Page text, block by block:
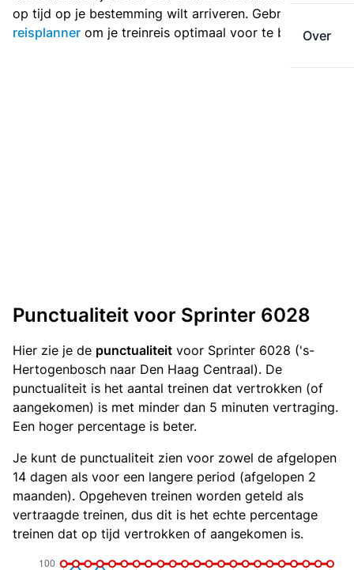
Over
op tijd op je bestemming wilt arriveren. Gebruik de
reisplanner om je treinreis optimaal voor te bereiden.
Punctualiteit voor Sprinter 6028
Hier zie je de punctualiteit voor Sprinter 6028 ('s-
Hertogenbosch naar Den Haag Centraal). De
punctualiteit is het aantal treinen dat vertrokken (of
aangekomen) is met minder dan 5 minuten vertraging.
Een hoger percentage is beter.
Je kunt de punctualiteit zien voor zowel de afgelopen
14 dagen als voor een langere period (afgelopen 2
maanden). Opgeheven treinen worden geteld als
vertraagde treinen, dus dit is het echte percentage
treinen dat op tijd vertrokken of aangekomen is.